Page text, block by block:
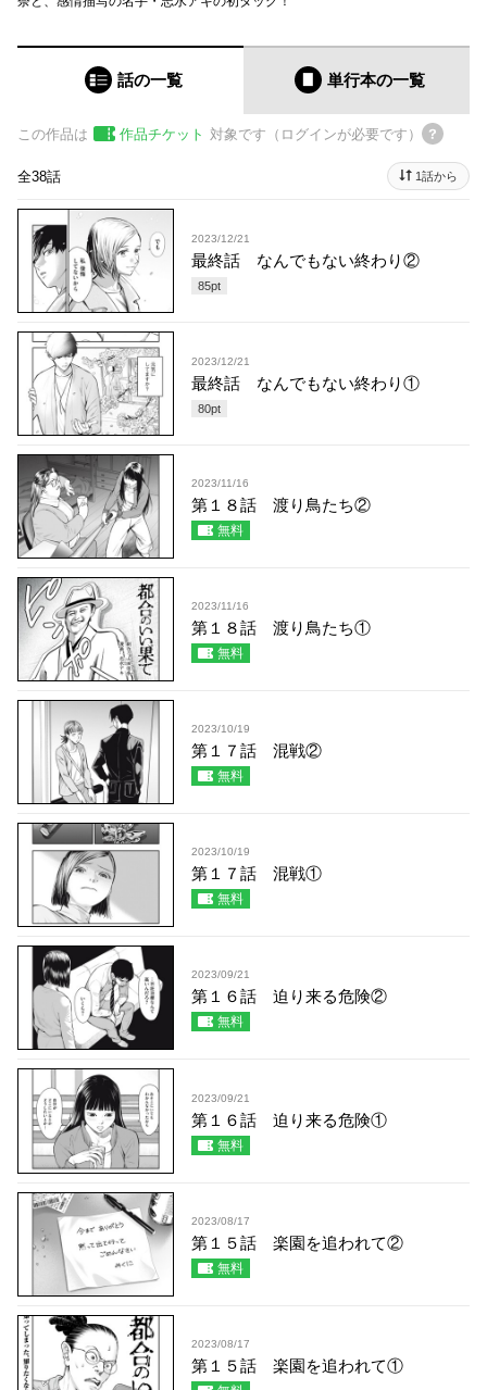
話の一覧 単行本の一覧
この作品は 作品チケット 対象です（ログインが必要です）
全38話 1話から
2023/12/21
最終話 なんでもない終わり②
85pt
2023/12/21
最終話 なんでもない終わり①
80pt
2023/11/16
第１８話 渡り鳥たち②
無料
2023/11/16
第１８話 渡り鳥たち①
無料
2023/10/19
第１７話 混戦②
無料
2023/10/19
第１７話 混戦①
無料
2023/09/21
第１６話 迫り来る危険②
無料
2023/09/21
第１６話 迫り来る危険①
無料
2023/08/17
第１５話 楽園を追われて②
無料
2023/08/17
第１５話 楽園を追われて①